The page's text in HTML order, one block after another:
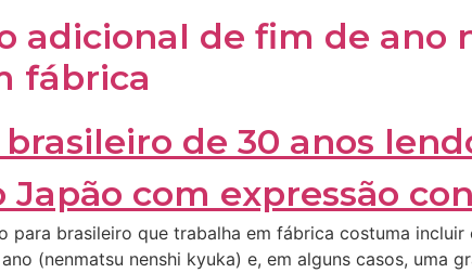
adicional de fim de ano
fábrica
para brasileiro que trabalha em fábrica costuma
(nenmatsu nenshi kyuka) e, em alguns casos, uma